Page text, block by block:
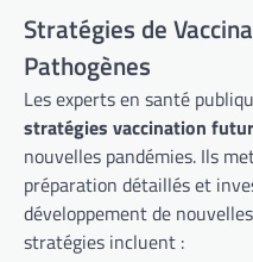
Stratégies de
Pathogènes
Les experts en santé
stratégies vaccination
nouvelles pandémies. Ils
préparation détaillés et
développement de
stratégies incluent :